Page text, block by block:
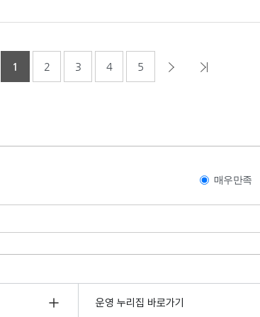
1 2 3 4 5
매우만족
운영 누리집 바로가기